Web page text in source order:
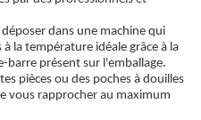
dans une machine qui
la température idéale grâce à la
barre présent sur l'emballage.
pièces ou des poches à douilles
vous rapprocher au maximum